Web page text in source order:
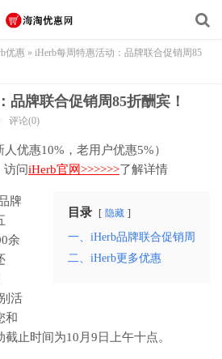
优惠 » iHerb每周特惠活动：品牌联合促销周85
品牌联合促销周85折酬宾！
评论(0)
优惠10%，老用户优惠5%）
访问iHerb官网>>>>>>了解详情
目录 隐藏
一、iHerb品牌联合促销周
二、iHerb更多优惠
牌
余
活
和
止时间为10月9日上午十点。